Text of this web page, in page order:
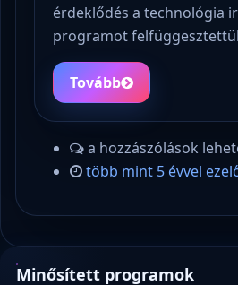
érdeklődés a technológia
programot
Tovább
a hozzászólások
több mint 5 évvel
Minősített programok